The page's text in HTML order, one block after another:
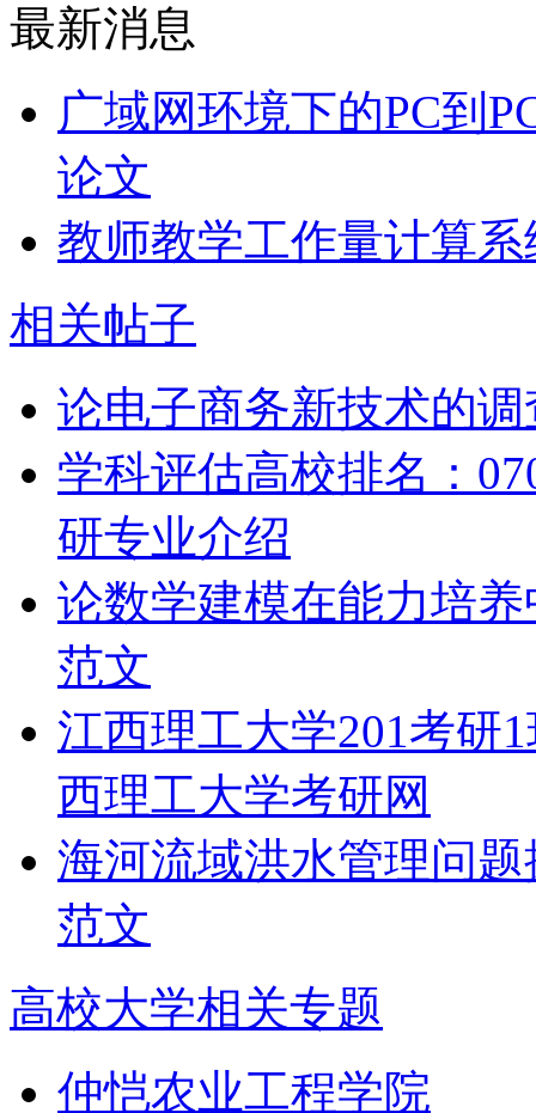
最新消息
广域网环境下的PC到
论文
教师教学工作量计算
相关帖子
论电子商务新技术的
学科评估高校排名：
研专业介绍
论数学建模在能力培
范文
江西理工大学201考研
西理工大学考研网
海河流域洪水管理问
范文
高校大学相关专题
仲恺农业工程学院